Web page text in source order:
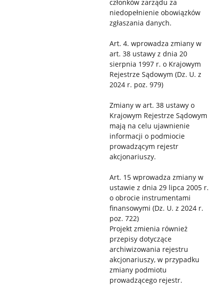
członków zarządu za
niedopełnienie obowiązków
zgłaszania danych.
Art. 4. wprowadza zmiany w
art. 38 ustawy z dnia 20
sierpnia 1997 r. o Krajowym
Rejestrze Sądowym (Dz. U. z
2024 r. poz. 979)
Zmiany w art. 38 ustawy o
Krajowym Rejestrze Sądowym
mają na celu ujawnienie
informacji o podmiocie
prowadzącym rejestr
akcjonariuszy.
Art. 15 wprowadza zmiany w
ustawie z dnia 29 lipca 2005 r.
o obrocie instrumentami
finansowymi (Dz. U. z 2024 r.
poz. 722)
Projekt zmienia również
przepisy dotyczące
archiwizowania rejestru
akcjonariuszy, w przypadku
zmiany podmiotu
prowadzącego rejestr.